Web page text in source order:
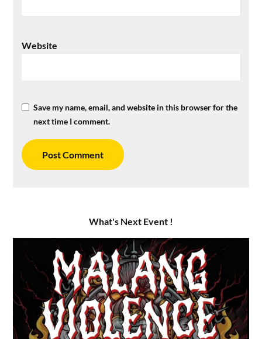
Website
Save my name, email, and website in this browser for the
next time I comment.
What's Next Event !